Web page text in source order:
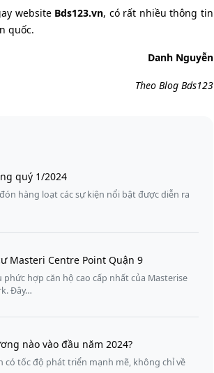
website Bds123.vn, có rất nhiều thông tin
quốc.
Danh Nguyễn
Theo Blog Bds123
quý 1/2024
hàng loạt các sự kiện nổi bật được diễn ra
Masteri Centre Point Quận 9
hợp căn hộ cao cấp nhất của Masterise
Đây…
nào vào đầu năm 2024?
tốc độ phát triển mạnh mẽ, không chỉ về